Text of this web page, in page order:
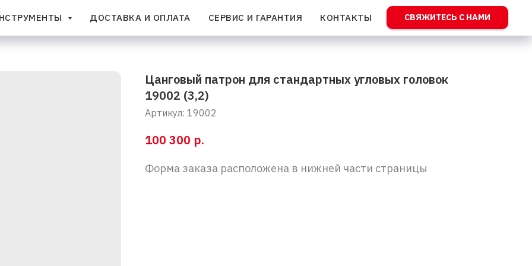
ДОСТАВКА И ОПЛАТА СЕРВИС И ГАРАНТИЯ КОНТАКТЫ СВЯЖИТЕСЬ С НАМИ
Цанговый патрон для стандартных угловых головок
19002 (3,2)
Артикул: 19002
100 300 р.
Форма заказа расположена в нижней части страницы